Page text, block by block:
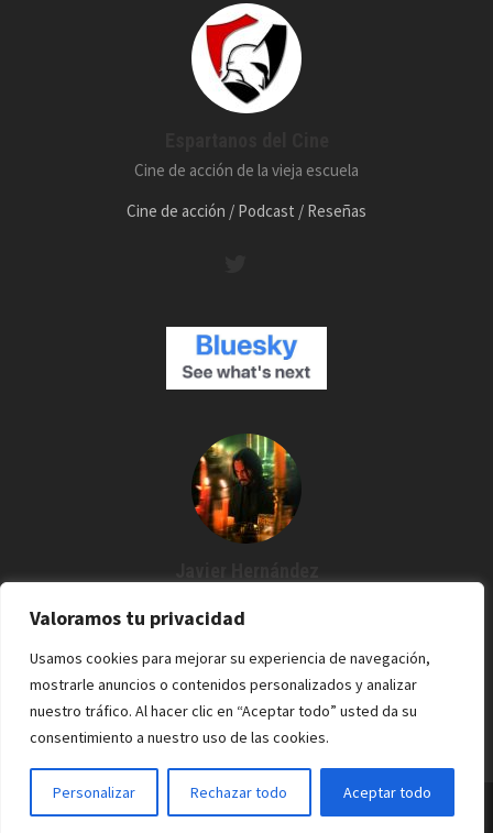
Valoramos tu privacidad
Usamos cookies para mejorar su experiencia de navegación,
mostrarle anuncios o contenidos personalizados y analizar
nuestro tráfico. Al hacer clic en “Aceptar todo” usted da su
consentimiento a nuestro uso de las cookies.
Personalizar Rechazar todo Aceptar todo
Cine de acción de la vieja escuela
Cine de acción / Podcast / Reseñas
Javier Hernández
entonces estoy por aquí. Cine / Rock /Pixel.
Espartanos del Cine - 2022